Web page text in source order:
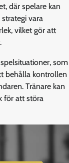
där spelare kan
vara
vilket gör att
som
behålla kontrollen
Tränare kan
för att störa